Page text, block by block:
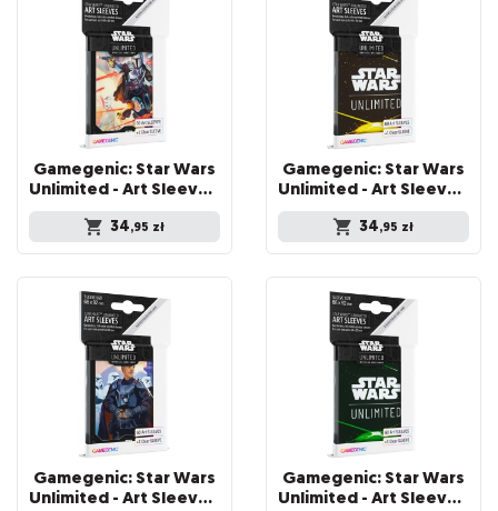
Gamegenic: Star Wars
Unlimited - Art Sleeves - Mandalorian
34,95 zł
Gamegenic: Star Wars
Unlimited - Art Sleeves - Card Back Yellow
34,95 zł
Gamegenic: Star Wars
Unlimited - Art Sleeves - Moff Gideon
Gamegenic: Star Wars
Unlimited - Art Sleeves - Card Back Green